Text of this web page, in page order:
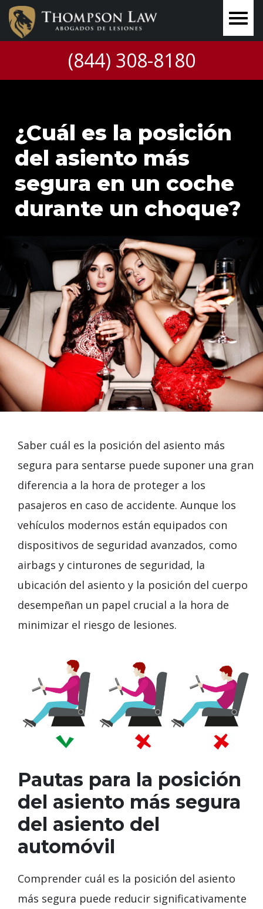
(844) 308-8180
¿Cuál es la posición
del asiento más
segura en un coche
durante un choque?
Saber cuál es la posición del asiento más
segura para sentarse puede suponer una gran
diferencia a la hora de proteger a los
pasajeros en caso de accidente. Aunque los
vehículos modernos están equipados con
dispositivos de seguridad avanzados, como
airbags y cinturones de seguridad, la
ubicación del asiento y la posición del cuerpo
desempeñan un papel crucial a la hora de
minimizar el riesgo de lesiones.
Pautas para la posición
del asiento más segura
del asiento del
automóvil
Comprender cuál es la posición del asiento
más segura puede reducir significativamente